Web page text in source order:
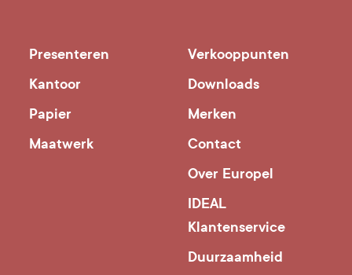
Presenteren
Kantoor
Papier
Maatwerk
Verkooppunten
Downloads
Merken
Contact
Over Europel
IDEAL
Klantenservice
Duurzaamheid